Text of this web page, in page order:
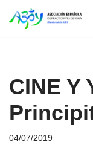
Saltar
CINE Y
04/07/2019